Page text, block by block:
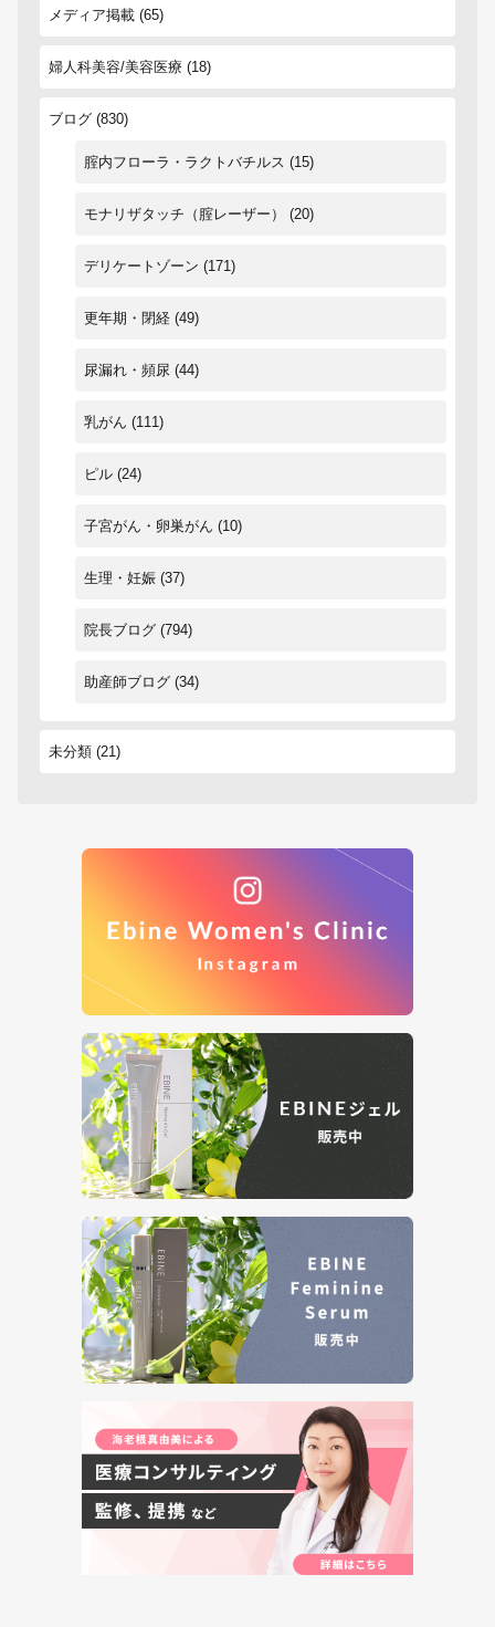
メディア掲載 (65)
婦人科美容/美容医療 (18)
ブログ (830)
腟内フローラ・ラクトバチルス (15)
モナリザタッチ（腟レーザー） (20)
デリケートゾーン (171)
更年期・閉経 (49)
尿漏れ・頻尿 (44)
乳がん (111)
ピル (24)
子宮がん・卵巣がん (10)
生理・妊娠 (37)
院長ブログ (794)
助産師ブログ (34)
未分類 (21)